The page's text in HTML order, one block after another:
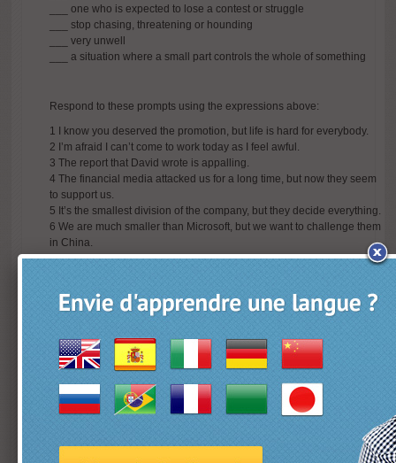
___ one who is expected to lose a contest or struggle
___ stop chasing, threatening or hounding
___ very unwell
___ a situation where a small part controls the whole of something
Respond to these prompts using the expressions above:
1 I know you deserved the promotion, but life is hard for everybody.
2 I’m afraid I can’t come to work today as I feel awful.
3 The report that David wrote is appalling.
4 The financial media attacked us for a long time, but now they seem
to support us.
5 It’s the smallest division of the company, but they decide everything.
6 We are much smaller than Microsoft, but we want to challenge them
in China.
Consulter les réponses à ce test d anglais
D’autres tests plus complets et dans d’autres langues sur notre site
L’anglais est éligible au CPF
Articles similaires